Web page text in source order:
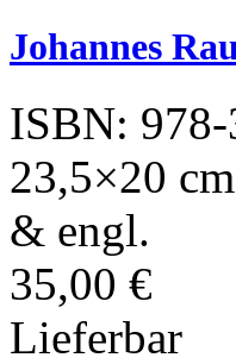
Johannes
ISBN:
23,5×20
& engl.
35,00 €
Lieferbar